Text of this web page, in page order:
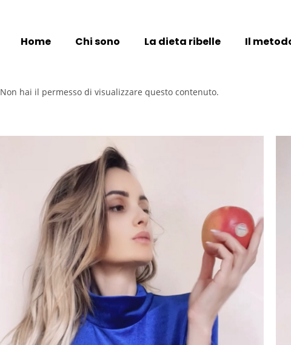
Home Chi sono La dieta ribelle Il
Non hai il permesso di visualizzare questo contenuto.